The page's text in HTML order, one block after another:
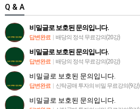
Q & A
비밀글로 보호된 문의입니다.
답변완료 | 배당의 정석 무료강의(20강)
비밀글로 보호된 문의입니다.
답변완료 | 배당의 정석 무료강의(20강)
비밀글로 보호된 문의입니다.
답변완료 | 신탁공매 투자의 비밀 무료강의(9강)
비밀글로 보호된 문의입니다.